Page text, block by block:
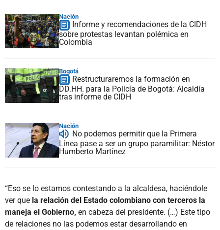
Nación
Informe y recomendaciones de la CIDH
sobre protestas levantan polémica en
Colombia
Bogotá
Restructuraremos la formación en
DD.HH. para la Policía de Bogotá: Alcaldía
tras informe de CIDH
Nación
No podemos permitir que la Primera
Línea pase a ser un grupo paramilitar: Néstor
Humberto Martínez
“Eso se lo estamos contestando a la alcaldesa, haciéndole
ver que la relación del Estado colombiano con terceros la
maneja el Gobierno, en cabeza del presidente. (…) Este tipo
de relaciones no las podemos estar desarrollando en